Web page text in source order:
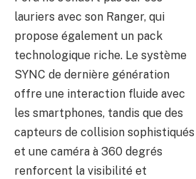
lauriers avec son Ranger, qui
propose également un pack
technologique riche. Le système
SYNC de dernière génération
offre une interaction fluide avec
les smartphones, tandis que des
capteurs de collision sophistiqués
et une caméra à 360 degrés
renforcent la visibilité et